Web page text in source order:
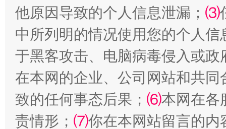
受贿1.44亿！段成刚被判无期 从幼
他原因导致的个人信息泄漏； ⑶
中所列明的情况使用您的个人
于黑客攻击、电脑病毒侵入或
在本网的企业、公司网站和共
致的任何事态后果； ⑹本网在各
责情形； ⑺你在本网站留言的内